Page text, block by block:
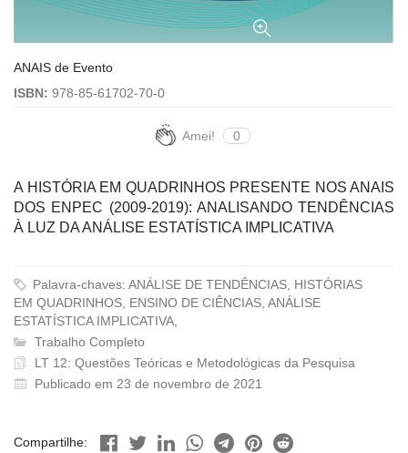
ANAIS de Evento
ISBN: 978-85-61702-70-0
Amei! 0
A HISTÓRIA EM QUADRINHOS PRESENTE NOS ANAIS
DOS ENPEC (2009-2019): ANALISANDO TENDÊNCIAS
À LUZ DA ANÁLISE ESTATÍSTICA IMPLICATIVA
Palavra-chaves: ANÁLISE DE TENDÊNCIAS, HISTÓRIAS
EM QUADRINHOS, ENSINO DE CIÊNCIAS, ANÁLISE
ESTATÍSTICA IMPLICATIVA,
Trabalho Completo
LT 12: Questões Teóricas e Metodológicas da Pesquisa
Publicado em 23 de novembro de 2021
Compartilhe: